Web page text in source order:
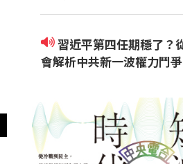
習近平第四任期穩了？從五中全
會解析中共新一波權力鬥爭